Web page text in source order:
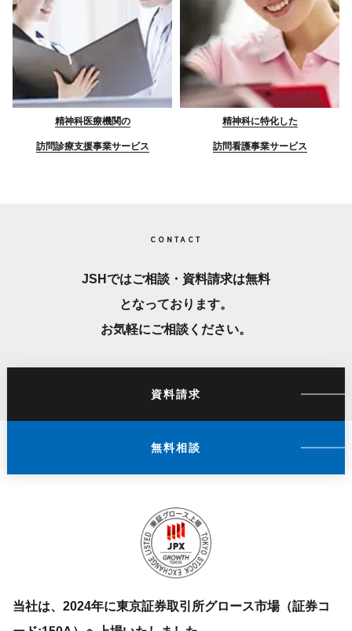
精神科医療機関の
訪問診療支援事業サービス
精神科に特化した
訪問看護事業サービス
CONTACT
JSHではご相談・資料請求は無料
となっております。
お気軽にご相談ください。
資料請求
無料相談
当社は、2024年に東京証券取引所グロース市場（証券コ